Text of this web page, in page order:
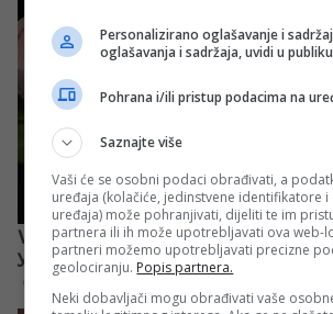
Personalizirano oglašavanje i
oglašavanja i sadržaja, uvidi u
Pohrana i/ili pristup podacima na
Saznajte više
Vaši će se osobni podaci obrađivati, a
uređaja (kolačiće, jedinstvene identifikatore
uređaja) može pohranjivati, dijeliti te im
partnera ili ih može upotrebljavati ova web-
partneri možemo upotrebljavati precizne
geolociranju. Popis partnera.
Neki dobavljači mogu obrađivati vaše